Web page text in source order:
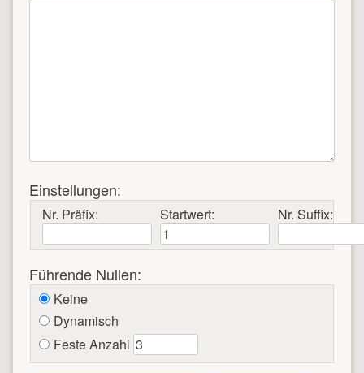
Einstellungen:
Nr. Präfix: Startwert: Nr. Suffix:
Führende Nullen:
Keine
Dynamisch
Feste Anzahl